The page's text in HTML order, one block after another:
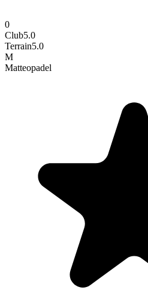
0
Club5.0
Terrain5.0
M
Matteopadel